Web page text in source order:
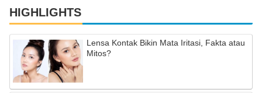
HIGHLIGHTS
Lensa Kontak Bikin Mata Iritasi, Fakta atau
Mitos?